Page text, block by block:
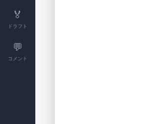
🏅
ドラフト
💬
コメント